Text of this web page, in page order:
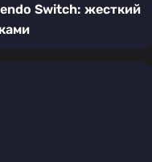
Switch: жесткий